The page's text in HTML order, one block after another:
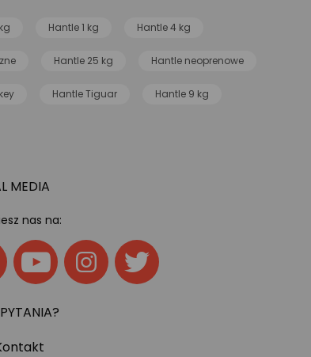
Hantle 1 kg Hantle 4 kg
Hantle 25 kg Hantle neoprenowe
Hantle Tiguar Hantle 9 kg
MEDIA
nas na: